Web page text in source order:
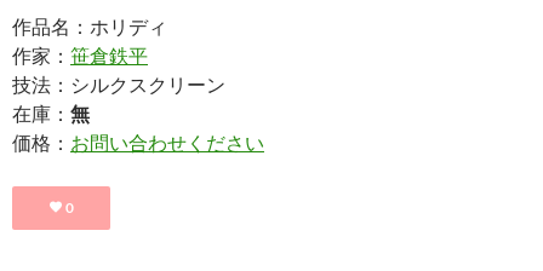
作品名：ホリディ
作家： 笹倉鉄平
技法：シルクスクリーン
在庫： 無
価格： お問い合わせください
0